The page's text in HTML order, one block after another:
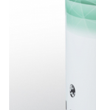
Protectie piele
Protectie vizuala